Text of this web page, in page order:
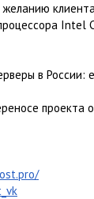
Intel
в России:
проекта